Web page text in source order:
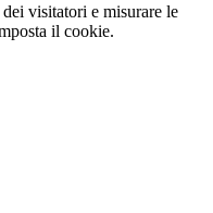
visitatori e misurare le
il cookie.